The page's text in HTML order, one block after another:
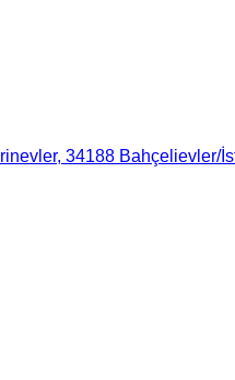
34188 Bahçelievler/